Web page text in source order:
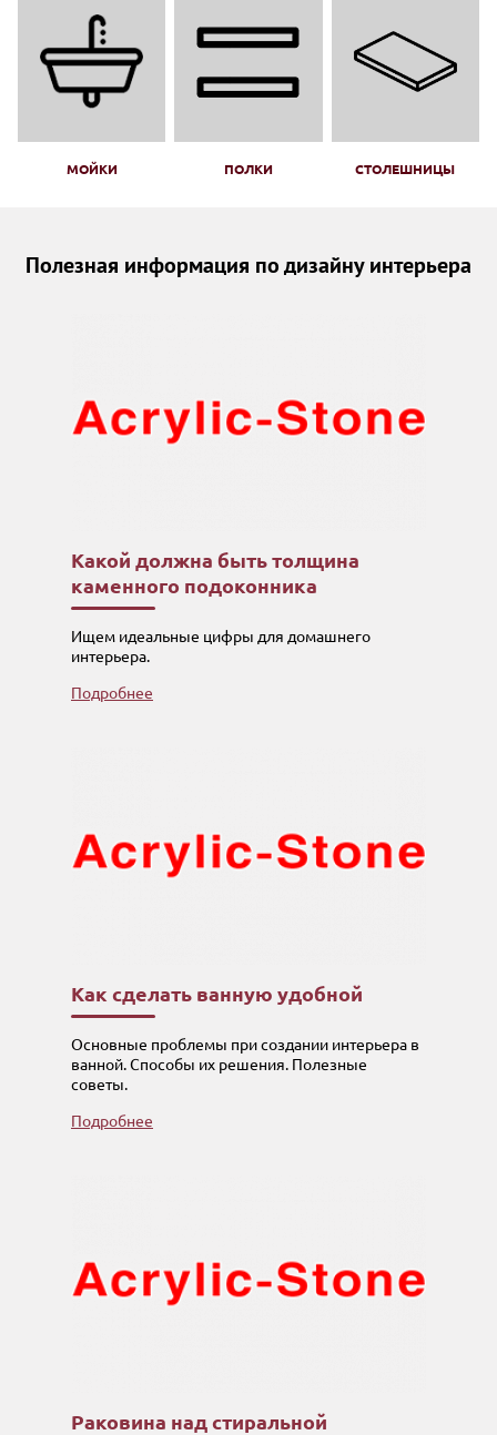
МОЙКИ ПОЛКИ СТОЛЕШНИЦЫ
Полезная информация по дизайну интерьера
Какой должна быть толщина
каменного подоконника
Ищем идеальные цифры для домашнего
интерьера.
Подробнее
Как сделать ванную удобной
Основные проблемы при создании интерьера в
ванной. Способы их решения. Полезные
советы.
Подробнее
Раковина над стиральной